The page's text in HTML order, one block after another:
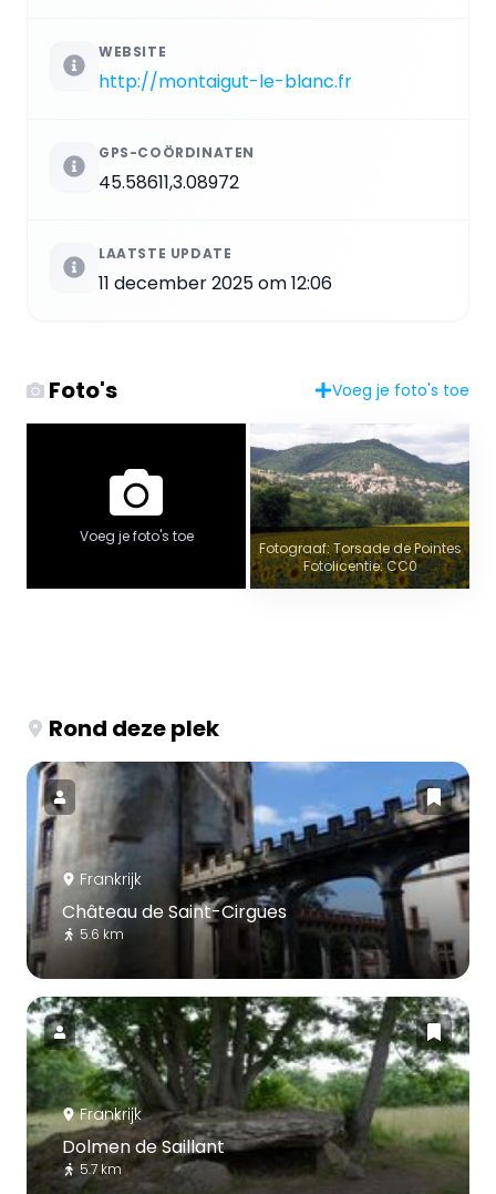
WEBSITE
http://montaigut-le-blanc.fr
GPS-COÖRDINATEN
45.58611,3.08972
LAATSTE UPDATE
11 december 2025 om 12:06
Foto's Voeg je foto's toe
Voeg je foto's toe
Fotograaf: Torsade de Pointes
Fotolicentie: CC0
Rond deze plek
Frankrijk
Château de Saint-Cirgues
5.6 km
Frankrijk
Dolmen de Saillant
5.7 km